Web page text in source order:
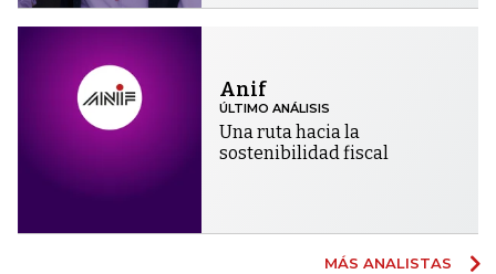
Anif
ÚLTIMO ANÁLISIS
Una ruta hacia la
sostenibilidad fiscal
MÁS ANALISTAS